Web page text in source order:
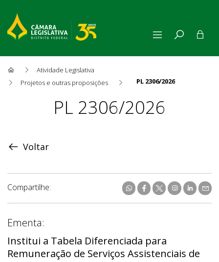
Atividade Legislativa
Projetos e outras proposições
PL 2306/2026
ProposiçãoPL 2306/2026
Voltar
Compartilhe:
Ementa:
Institui a Tabela Diferenciada para
Remuneração de Serviços Assistenciais de